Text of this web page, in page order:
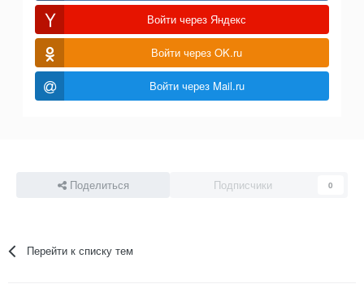
Войти через Яндекс
Войти через OK.ru
Войти через Mail.ru
Поделиться Подписчики 0
Перейти к списку тем